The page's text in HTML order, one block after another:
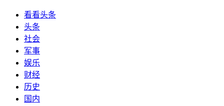
看看头条
头条
社会
军事
娱乐
财经
历史
国内